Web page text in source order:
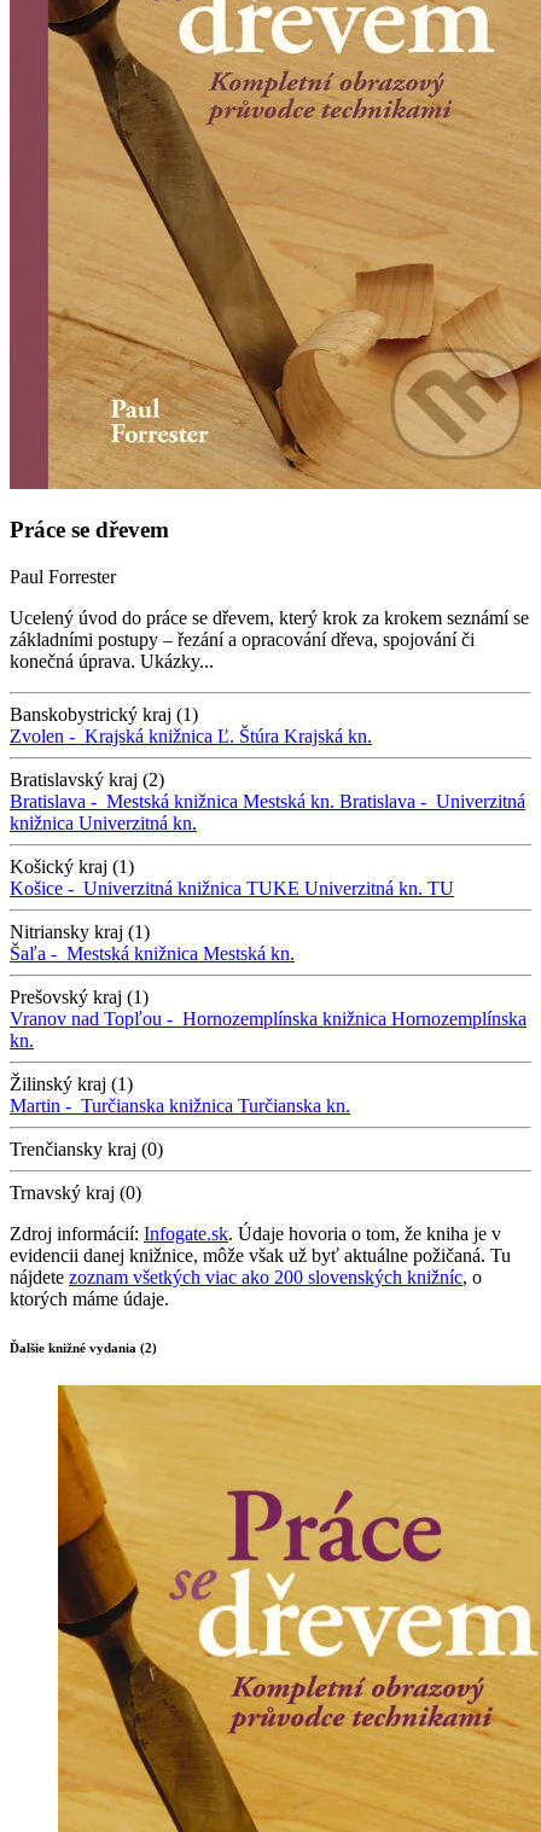
Práce se dřevem
Paul Forrester
Ucelený úvod do práce se dřevem, který krok za krokem seznámí se
základními postupy – řezání a opracování dřeva, spojování či
konečná úprava. Ukázky...
Banskobystrický kraj (1)
Zvolen - Krajská knižnica Ľ. Štúra Krajská kn.
Bratislavský kraj (2)
Bratislava - Mestská knižnica Mestská kn. Bratislava - Univerzitná
knižnica Univerzitná kn.
Košický kraj (1)
Košice - Univerzitná knižnica TUKE Univerzitná kn. TU
Nitriansky kraj (1)
Šaľa - Mestská knižnica Mestská kn.
Prešovský kraj (1)
Vranov nad Topľou - Hornozemplínska knižnica Hornozemplínska
kn.
Žilinský kraj (1)
Martin - Turčianska knižnica Turčianska kn.
Trenčiansky kraj (0)
Trnavský kraj (0)
Zdroj informácií: Infogate.sk. Údaje hovoria o tom, že kniha je v
evidencii danej knižnice, môže však už byť aktuálne požičaná. Tu
nájdete zoznam všetkých viac ako 200 slovenských knižníc, o
ktorých máme údaje.
Ďalšie knižné vydania (2)